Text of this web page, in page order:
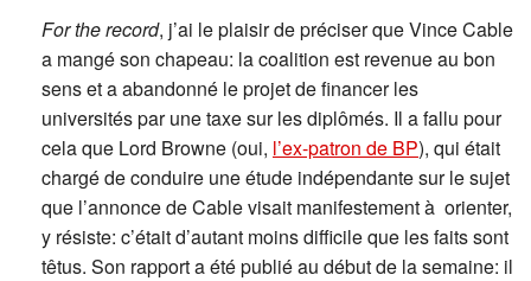
For the record, j’ai le plaisir de préciser que Vince Cable
a mangé son chapeau: la coalition est revenue au bon
sens et a abandonné le projet de financer les
universités par une taxe sur les diplômés. Il a fallu pour
cela que Lord Browne (oui, l’ex-patron de BP), qui était
chargé de conduire une étude indépendante sur le sujet
que l’annonce de Cable visait manifestement à orienter,
y résiste: c’était d’autant moins difficile que les faits sont
têtus. Son rapport a été publié au début de la semaine: il